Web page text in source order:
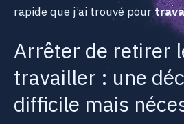
rapide que j’ai trouvé pour
Arrêter de retirer
travailler : une
difficile mais